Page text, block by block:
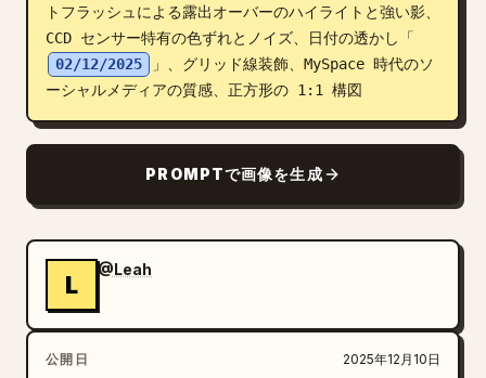
トフラッシュによる露出オーバーのハイライトと強い影、
CCD センサー特有の色ずれとノイズ、日付の透かし「
02/12/2025
」、グリッド線装飾、MySpace 時代のソ
ーシャルメディアの質感、正方形の 1:1 構図
PROMPTで画像を生成
L
@Leah
公開日 2025年12月10日